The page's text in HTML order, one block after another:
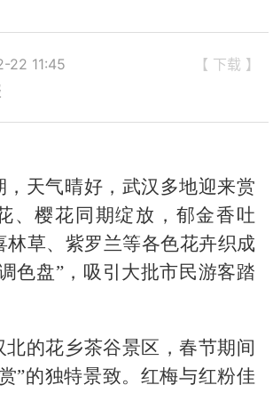
【 下载 】
22 11:45
，天气晴好，武汉多地迎来赏
、樱花同期绽放，郁金香吐
林草、紫罗兰等各色花卉织成
色盘”，吸引大批市民游客踏
北的花乡茶谷景区，春节期间
”的独特景致。红梅与红粉佳